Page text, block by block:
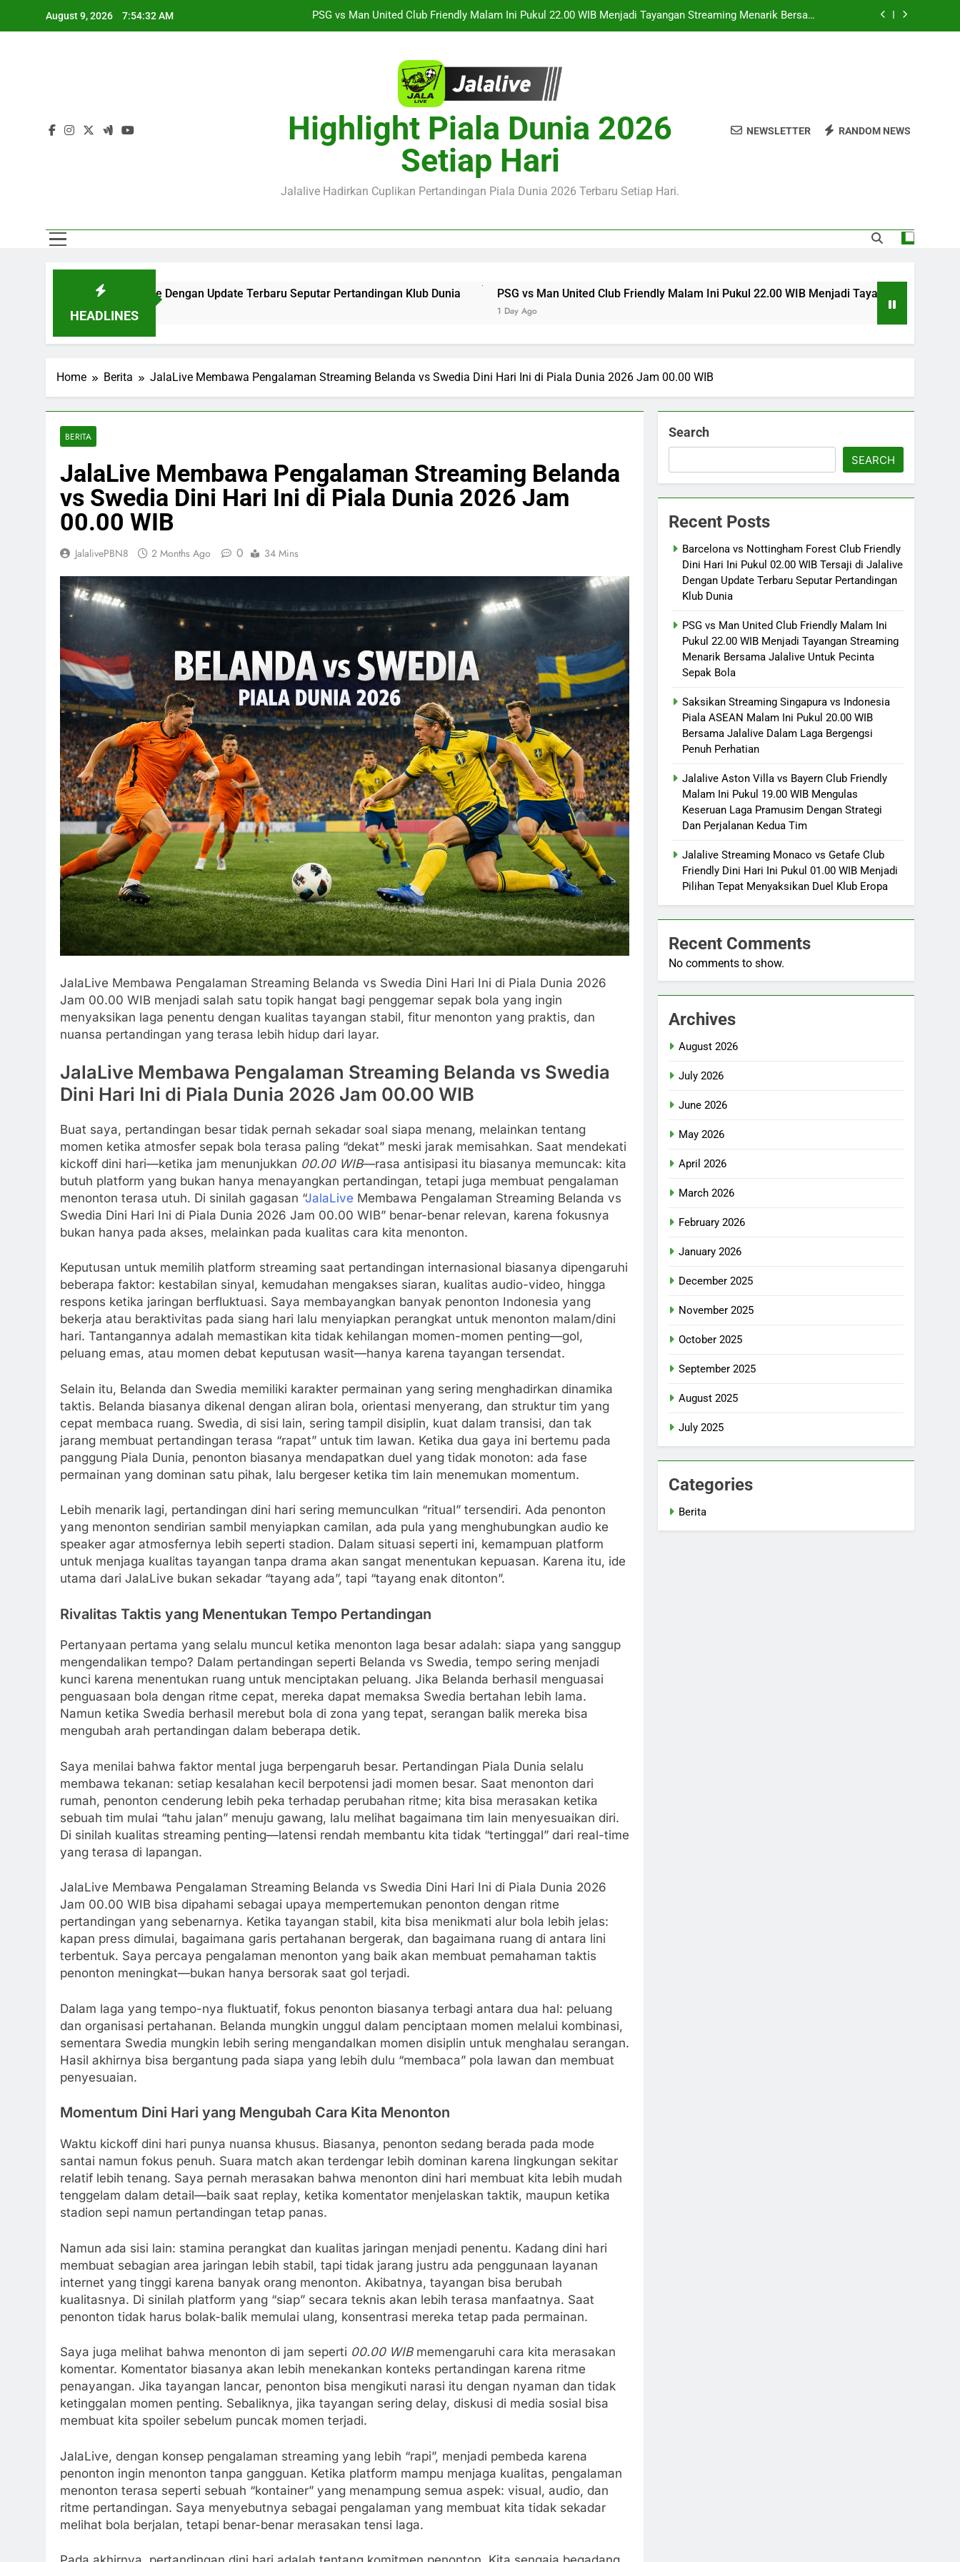
August 9, 2026 7:54:33 AM
Saksikan Streaming Singapura vs Indonesia Piala ASEAN Malam Ini Pukul 20.00 WIB Bersama Jalalive
Barcelona vs Nottingham Forest Club Friendly Dini Hari Ini Pukul 02.00 WIB Tersaji di Jalalive Dengan
PSG vs Man United Club Friendly Malam Ini Pukul 22.00 WIB Menjadi Tayangan Streaming Menarik Bersama
Jalalive Untuk Pecinta Sepak Bola
Saksikan Streaming Singapura vs Indonesia Piala ASEAN Malam Ini Pukul 20.00 WIB Bersama Jalalive
Jalalive Aston Villa vs Bayern Club Friendly Malam Ini Pukul 19.00 WIB Mengulas Keseruan Laga Pramusim
Dengan Strategi Dan Perjalanan Kedua Tim
Highlight Piala Dunia 2026
Setiap Hari
Jalalive Hadirkan Cuplikan Pertandingan Piala Dunia 2026 Terbaru Setiap Hari.
NEWSLETTER RANDOM NEWS
HEADLINES
di Jalalive Dengan Update Terbaru Seputar Pertandingan Klub Dunia PSG vs Man United Club Friendly Malam Ini Pukul 22.00 WIB Menjadi Tayangan Streaming Menarik
Home Berita JalaLive Membawa Pengalaman Streaming Belanda vs Swedia Dini Hari Ini di Piala Dunia 2026 Jam 00.00 WIB
BERITA
JalaLive Membawa Pengalaman Streaming Belanda
vs Swedia Dini Hari Ini di Piala Dunia 2026 Jam
00.00 WIB
JalalivePBN8 2 Months Ago 0 34 Mins
JalaLive Membawa Pengalaman Streaming Belanda vs Swedia Dini Hari Ini di Piala Dunia 2026
Jam 00.00 WIB menjadi salah satu topik hangat bagi penggemar sepak bola yang ingin
menyaksikan laga penentu dengan kualitas tayangan stabil, fitur menonton yang praktis, dan
nuansa pertandingan yang terasa lebih hidup dari layar.
JalaLive Membawa Pengalaman Streaming Belanda vs Swedia
Dini Hari Ini di Piala Dunia 2026 Jam 00.00 WIB
Buat saya, pertandingan besar tidak pernah sekadar soal siapa menang, melainkan tentang
momen ketika atmosfer sepak bola terasa paling “dekat” meski jarak memisahkan. Saat mendekati
kickoff dini hari—ketika jam menunjukkan 00.00 WIB—rasa antisipasi itu biasanya memuncak: kita
butuh platform yang bukan hanya menayangkan pertandingan, tetapi juga membuat pengalaman
menonton terasa utuh. Di sinilah gagasan “JalaLive Membawa Pengalaman Streaming Belanda vs
Swedia Dini Hari Ini di Piala Dunia 2026 Jam 00.00 WIB” benar-benar relevan, karena fokusnya
bukan hanya pada akses, melainkan pada kualitas cara kita menonton.
Keputusan untuk memilih platform streaming saat pertandingan internasional biasanya dipengaruhi
beberapa faktor: kestabilan sinyal, kemudahan mengakses siaran, kualitas audio-video, hingga
respons ketika jaringan berfluktuasi. Saya membayangkan banyak penonton Indonesia yang
bekerja atau beraktivitas pada siang hari lalu menyiapkan perangkat untuk menonton malam/dini
hari. Tantangannya adalah memastikan kita tidak kehilangan momen-momen penting—gol,
peluang emas, atau momen debat keputusan wasit—hanya karena tayangan tersendat.
Selain itu, Belanda dan Swedia memiliki karakter permainan yang sering menghadirkan dinamika
taktis. Belanda biasanya dikenal dengan aliran bola, orientasi menyerang, dan struktur tim yang
cepat membaca ruang. Swedia, di sisi lain, sering tampil disiplin, kuat dalam transisi, dan tak
jarang membuat pertandingan terasa “rapat” untuk tim lawan. Ketika dua gaya ini bertemu pada
panggung Piala Dunia, penonton biasanya mendapatkan duel yang tidak monoton: ada fase
permainan yang dominan satu pihak, lalu bergeser ketika tim lain menemukan momentum.
Lebih menarik lagi, pertandingan dini hari sering memunculkan “ritual” tersendiri. Ada penonton
yang menonton sendirian sambil menyiapkan camilan, ada pula yang menghubungkan audio ke
speaker agar atmosfernya lebih seperti stadion. Dalam situasi seperti ini, kemampuan platform
untuk menjaga kualitas tayangan tanpa drama akan sangat menentukan kepuasan. Karena itu, ide
utama dari JalaLive bukan sekadar “tayang ada”, tapi “tayang enak ditonton”.
Rivalitas Taktis yang Menentukan Tempo Pertandingan
Pertanyaan pertama yang selalu muncul ketika menonton laga besar adalah: siapa yang sanggup
mengendalikan tempo? Dalam pertandingan seperti Belanda vs Swedia, tempo sering menjadi
kunci karena menentukan ruang untuk menciptakan peluang. Jika Belanda berhasil menguasai
penguasaan bola dengan ritme cepat, mereka dapat memaksa Swedia bertahan lebih lama.
Namun ketika Swedia berhasil merebut bola di zona yang tepat, serangan balik mereka bisa
mengubah arah pertandingan dalam beberapa detik.
Saya menilai bahwa faktor mental juga berpengaruh besar. Pertandingan Piala Dunia selalu
membawa tekanan: setiap kesalahan kecil berpotensi jadi momen besar. Saat menonton dari
rumah, penonton cenderung lebih peka terhadap perubahan ritme; kita bisa merasakan ketika
sebuah tim mulai “tahu jalan” menuju gawang, lalu melihat bagaimana tim lain menyesuaikan diri.
Di sinilah kualitas streaming penting—latensi rendah membantu kita tidak “tertinggal” dari real-time
yang terasa di lapangan.
JalaLive Membawa Pengalaman Streaming Belanda vs Swedia Dini Hari Ini di Piala Dunia 2026
Jam 00.00 WIB bisa dipahami sebagai upaya mempertemukan penonton dengan ritme
pertandingan yang sebenarnya. Ketika tayangan stabil, kita bisa menikmati alur bola lebih jelas:
kapan press dimulai, bagaimana garis pertahanan bergerak, dan bagaimana ruang di antara lini
terbentuk. Saya percaya pengalaman menonton yang baik akan membuat pemahaman taktis
penonton meningkat—bukan hanya bersorak saat gol terjadi.
Dalam laga yang tempo-nya fluktuatif, fokus penonton biasanya terbagi antara dua hal: peluang
dan organisasi pertahanan. Belanda mungkin unggul dalam penciptaan momen melalui kombinasi,
sementara Swedia mungkin lebih sering mengandalkan momen disiplin untuk menghalau serangan.
Hasil akhirnya bisa bergantung pada siapa yang lebih dulu “membaca” pola lawan dan membuat
penyesuaian.
Momentum Dini Hari yang Mengubah Cara Kita Menonton
Waktu kickoff dini hari punya nuansa khusus. Biasanya, penonton sedang berada pada mode
santai namun fokus penuh. Suara match akan terdengar lebih dominan karena lingkungan sekitar
relatif lebih tenang. Saya pernah merasakan bahwa menonton dini hari membuat kita lebih mudah
tenggelam dalam detail—baik saat replay, ketika komentator menjelaskan taktik, maupun ketika
stadion sepi namun pertandingan tetap panas.
Namun ada sisi lain: stamina perangkat dan kualitas jaringan menjadi penentu. Kadang dini hari
membuat sebagian area jaringan lebih stabil, tapi tidak jarang justru ada penggunaan layanan
internet yang tinggi karena banyak orang menonton. Akibatnya, tayangan bisa berubah
kualitasnya. Di sinilah platform yang “siap” secara teknis akan lebih terasa manfaatnya. Saat
penonton tidak harus bolak-balik memulai ulang, konsentrasi mereka tetap pada permainan.
Saya juga melihat bahwa menonton di jam seperti 00.00 WIBmemengaruhi cara kita merasakan
komentar. Komentator biasanya akan lebih menekankan konteks pertandingan karena ritme
penayangan. Jika tayangan lancar, penonton bisa mengikuti narasi itu dengan nyaman dan tidak
ketinggalan momen penting. Sebaliknya, jika tayangan sering delay, diskusi di media sosial bisa
membuat kita spoiler sebelum puncak momen terjadi.
JalaLive, dengan konsep pengalaman streaming yang lebih “rapi”, menjadi pembeda karena
penonton ingin menonton tanpa gangguan. Ketika platform mampu menjaga kualitas, pengalaman
menonton terasa seperti sebuah “kontainer” yang menampung semua aspek: visual, audio, dan
ritme pertandingan. Saya menyebutnya sebagai pengalaman yang membuat kita tidak sekadar
melihat bola berjalan, tetapi benar-benar merasakan tensi laga.
Search
SEARCH
Recent Posts
Barcelona vs Nottingham Forest Club Friendly
Dini Hari Ini Pukul 02.00 WIB Tersaji di Jalalive
Dengan Update Terbaru Seputar Pertandingan
Klub Dunia
PSG vs Man United Club Friendly Malam Ini
Pukul 22.00 WIB Menjadi Tayangan Streaming
Menarik Bersama Jalalive Untuk Pecinta
Sepak Bola
Saksikan Streaming Singapura vs Indonesia
Piala ASEAN Malam Ini Pukul 20.00 WIB
Bersama Jalalive Dalam Laga Bergengsi
Penuh Perhatian
Jalalive Aston Villa vs Bayern Club Friendly
Malam Ini Pukul 19.00 WIB Mengulas
Keseruan Laga Pramusim Dengan Strategi
Dan Perjalanan Kedua Tim
Jalalive Streaming Monaco vs Getafe Club
Friendly Dini Hari Ini Pukul 01.00 WIB Menjadi
Pilihan Tepat Menyaksikan Duel Klub Eropa
Recent Comments
No comments to show.
Archives
August 2026
July 2026
June 2026
May 2026
April 2026
March 2026
February 2026
January 2026
December 2025
November 2025
October 2025
September 2025
August 2025
July 2025
Categories
Berita